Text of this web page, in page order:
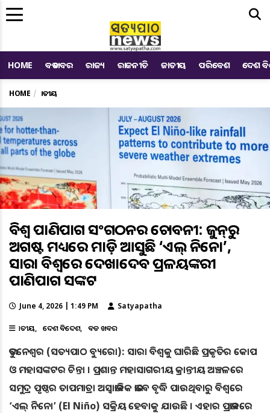
HOME ବଡ ଖବର ରାଜ୍ୟ ରାଜନୀତି ଜାତୀୟ ପରିବେଶ ଦେଶ
HOME ଜାତୀୟ
ବିଶ୍ୱ ପାଣିପାଗ ସଂଗଠନର ଚେତାବନୀ: ଜୁନ୍‌ରୁ
ଅଗଷ୍ଟ ମଧ୍ୟରେ ମାଡ଼ି ଆସୁଛି ‘ଏଲ୍ ନିନୋ’,
ସାରା ବିଶ୍ୱରେ ଦେଖାଦେବ ପ୍ରଳୟଙ୍କରୀ
ପାଣିପାଗ ସଙ୍କଟ
June 4, 2026 | 1:49 PM Satyapatha
ଜାତୀୟ ଦେଶ ବିଦେଶ ବଡ ଖବର
ଭୁବନେଶ୍ୱର (ସତ୍ୟପାଠ ବ୍ୟୁରୋ): ସାରା ବିଶ୍ୱକୁ ଘାରିଛି ପ୍ରକୃତିର କୋପ
ଓ ମହାସଙ୍କଟର ଚିନ୍ତା । ପ୍ରଶାନ୍ତ ମହାସାଗରୀୟ କ୍ରାନ୍ତୀୟ ଅଞ୍ଚଳରେ
ସମୁଦ୍ର ପୃଷ୍ଠର ତାପମାତ୍ରା ଅସ୍ବାଭାବିକ ଭାବେ ବୃଦ୍ଧି ପାଉଥିବାରୁ ବିଶ୍ୱରେ
‘ଏଲ୍ ନିନୋ’ (El Niño) ସକ୍ରିୟ ହେବାକୁ ଯାଉଛି । ଏହାର ପ୍ରଭାବରେ